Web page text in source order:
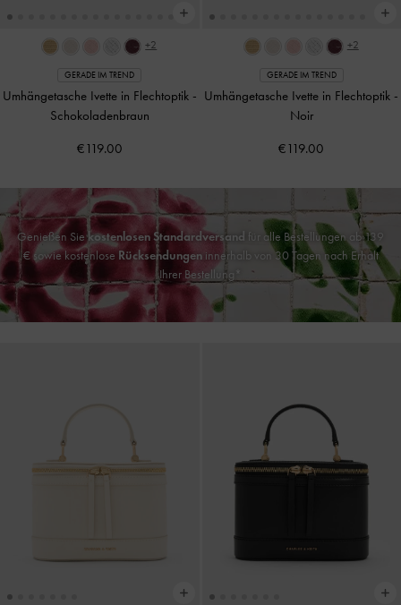
+2
GERADE IM TREND
Umhängetasche Ivette in Flechtoptik -
Schokoladenbraun
€119.00
+2
GERADE IM TREND
Umhängetasche Ivette in Flechtoptik -
Noir
€119.00
Genießen Siekostenlosen Standardversand für alle Bestellungen ab 139
€ sowie kostenlose Rücksendungeninnerhalb von 30 Tagen nach Erhalt
Ihrer Bestellung*